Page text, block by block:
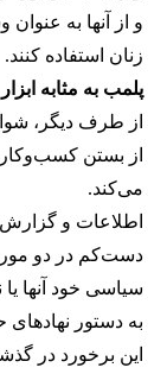
و از آنها به
زنان استفاده کنند.
پلمب به مثابه
از طرف دیگر،
از بستن
می‌کند.
اطلاعات و
دست‌کم در دو
سیاسی خود آنها
به دستور
این برخورد در